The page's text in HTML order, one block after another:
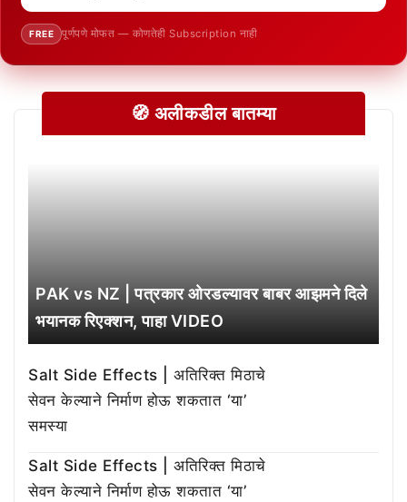
FREE पूर्णपणे मोफत — कोणतेही Subscription नाही
🧭 अलीकडील बातम्या
PAK vs NZ | पत्रकार ओरडल्यावर बाबर आझमने दिले
भयानक रिएक्शन, पाहा VIDEO
Salt Side Effects | अतिरिक्त मिठाचे
सेवन केल्याने निर्माण होऊ शकतात ‘या’
समस्या
Salt Side Effects | अतिरिक्त मिठाचे
सेवन केल्याने निर्माण होऊ शकतात ‘या’